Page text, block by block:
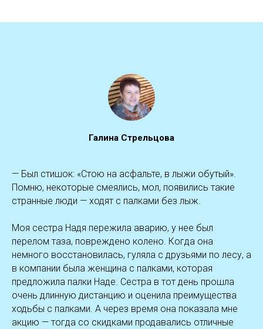
Галина Стрельцова
— Был стишок: «Стою на асфальте, в лыжи обутый».
Помню, некоторые смеялись, мол, появились такие
странные люди — ходят с палками без лыж.
Моя сестра Надя пережила аварию, у нее был
перелом таза, повреждено колено. Когда она
немного восстановилась, гуляла с друзьями по лесу, а
в компании была женщина с палками, которая
предложила палки Наде. Сестра в тот день прошла
очень длинную дистанцию и оценила преимущества
ходьбы с палками. А через время она показала мне
акцию — тогда со скидками продавались отличные